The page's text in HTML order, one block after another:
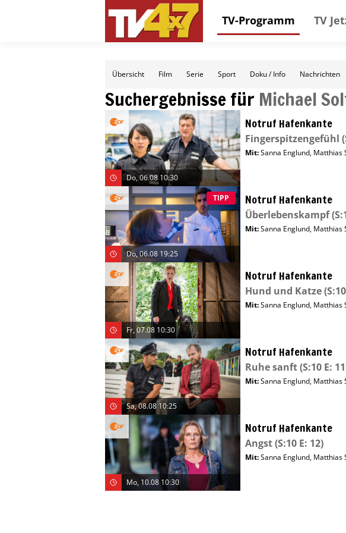
TV-Programm TV
Übersicht Film Serie Sport Doku / Info Nachrichten
Suchergebnisse für Michael
Do, 06.08 10:30
Notruf Hafenkante
Fingerspitzengefühl
Mit:Sanna Englund, Matthias
TIPP
Do, 06.08 19:25
Notruf Hafenkante
Überlebenskampf
Mit:Sanna Englund, Matthias
Fr, 07.08 10:30
Notruf Hafenkante
Hund und Katze
Mit:Sanna Englund, Matthias
Sa, 08.08 10:25
Notruf Hafenkante
Ruhe sanft(S:10 E:
Mit:Sanna Englund, Matthias
Mo, 10.08 10:30
Notruf Hafenkante
Angst(S:10 E: 12)
Mit:Sanna Englund, Matthias